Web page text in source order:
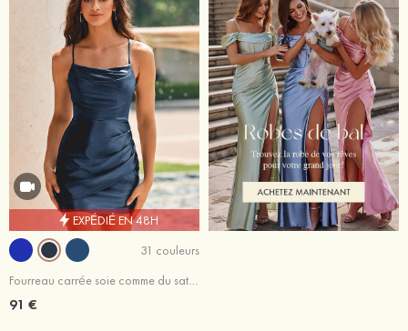
EXPÉDIÉ EN 48H
31 couleurs
Fourreau carrée soie comme du satin courte/mini robe de fête de la rentrée
91 €